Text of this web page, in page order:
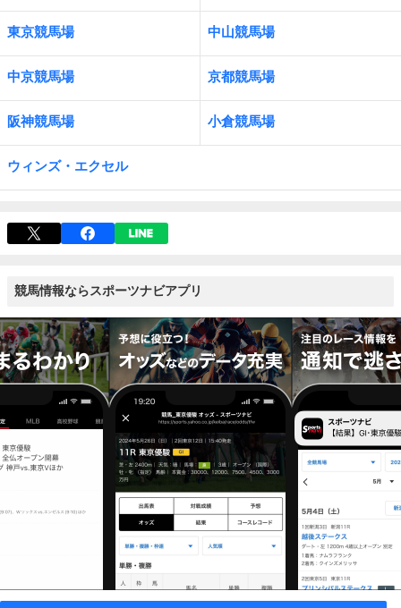
東京競馬場 中山競馬場
中京競馬場 京都競馬場
阪神競馬場 小倉競馬場
ウィンズ・エクセル
競馬情報ならスポーツナビアプリ